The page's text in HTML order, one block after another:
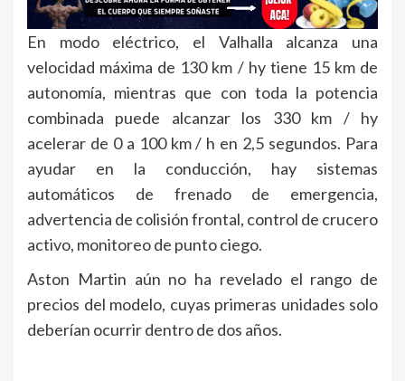
En modo eléctrico, el Valhalla alcanza una
velocidad máxima de 130 km / hy tiene 15 km de
autonomía, mientras que con toda la potencia
combinada puede alcanzar los 330 km / hy
acelerar de 0 a 100 km / h en 2,5 segundos. Para
ayudar en la conducción, hay sistemas
automáticos de frenado de emergencia,
advertencia de colisión frontal, control de crucero
activo, monitoreo de punto ciego.
Aston Martin aún no ha revelado el rango de
precios del modelo, cuyas primeras unidades solo
deberían ocurrir dentro de dos años.